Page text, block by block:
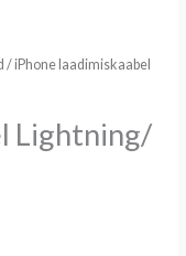
/ iPhone laadimiskaabel
Lightning/